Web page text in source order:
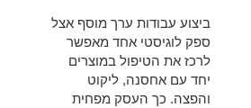
ביצוע עבודות ערך מוסף אצל
ספק לוגיסטי אחד מאפשר
לרכז את הטיפול במוצרים
יחד עם אחסנה, ליקוט
והפצה. כך העסק מפחית